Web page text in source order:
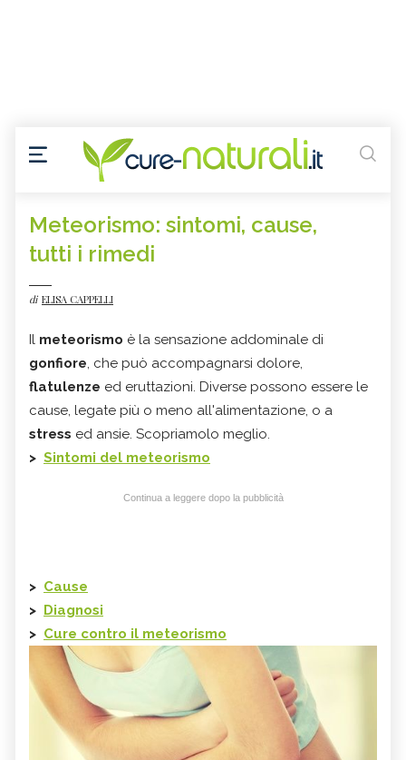
Meteorismo: sintomi, cause,
tutti i rimedi
di ELISA CAPPELLI
Il meteorismo è la sensazione addominale di
gonfiore, che può accompagnarsi dolore,
flatulenze ed eruttazioni. Diverse possono essere le
cause, legate più o meno all'alimentazione, o a
stress ed ansie. Scopriamolo meglio.
> Sintomi del meteorismo
Continua a leggere dopo la pubblicità
> Cause
> Diagnosi
> Cure contro il meteorismo